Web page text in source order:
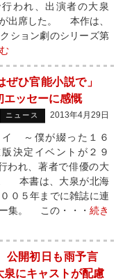
われ、出演者の大泉
出席した。 本作は、
ション劇のシリーズ第
ぜひ官能小説で」
エッセーに感慨
ニュース 2013年4月29日
～僕が綴った１６
決定イベントが２９
われ、著者で俳優の大
本書は、大泉が北海
０５年までに雑誌に連
集。 この・・・ 続き
公開初日も雨予言
泉にキャストが配慮